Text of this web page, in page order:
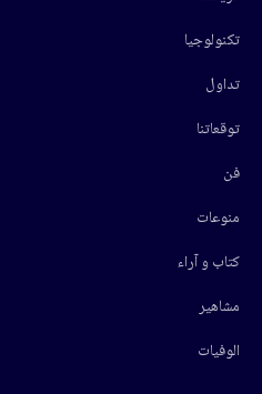
تكنولوجيا
تداول
توقعاتنا
فن
منوعات
كتاب و آراء
مشاهير
الوفيات